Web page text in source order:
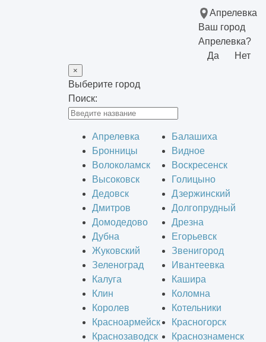
Апрелевка
Ваш город
Апрелевка?
Да
Нет
×
Выберите город
Поиск:
Апрелевка
Балашиха
Бронницы
Видное
Волоколамск
Воскресенск
Высоковск
Голицыно
Дедовск
Дзержинский
Дмитров
Долгопрудный
Домодедово
Дрезна
Дубна
Егорьевск
Жуковский
Звенигород
Зеленоград
Ивантеевка
Калуга
Кашира
Клин
Коломна
Королев
Котельники
Красноармейск
Красногорск
Краснозаводск
Краснознаменск